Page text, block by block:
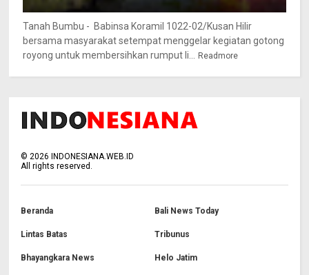
Tanah Bumbu - Babinsa Koramil 1022-02/Kusan Hilir
bersama masyarakat setempat menggelar kegiatan gotong
royong untuk membersihkan rumput li...
Readmore
©2026 INDONESIANA.WEB.ID
All rights reserved.
Beranda Bali News Today
Lintas Batas Tribunus
Bhayangkara News Helo Jatim